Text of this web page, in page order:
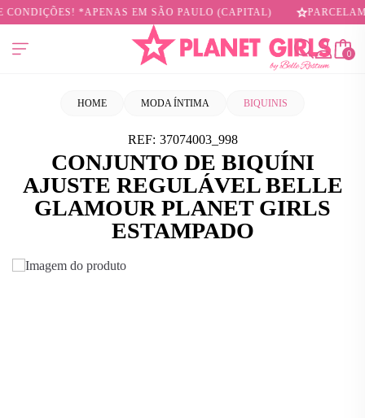
*APENAS EM SÃO PAULO (CAPITAL)
0
HOME MODA ÍNTIMA BIQUINIS
REF: 37074003_998
CONJUNTO DE BIQUÍNI
AJUSTE REGULÁVEL BELLE
GLAMOUR PLANET GIRLS
ESTAMPADO